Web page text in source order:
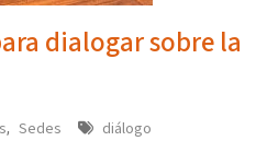
dialogar sobre la
, Sedes diálogo